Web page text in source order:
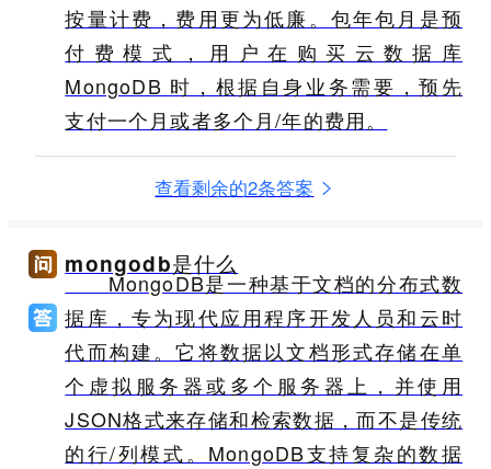
按量计费，费用更为低廉。包年包月是预
付费模式，用户在购买云数据库
MongoDB 时，根据自身业务需要，预先
支付一个月或者多个月/年的费用。
查看剩余的2条答案
mongodb是什么
MongoDB是一种基于文档的分布式数
据库，专为现代应用程序开发人员和云时
代而构建。它将数据以文档形式存储在单
个虚拟服务器或多个服务器上，并使用
JSON格式来存储和检索数据，而不是传统
的行/列模式。MongoDB支持复杂的数据